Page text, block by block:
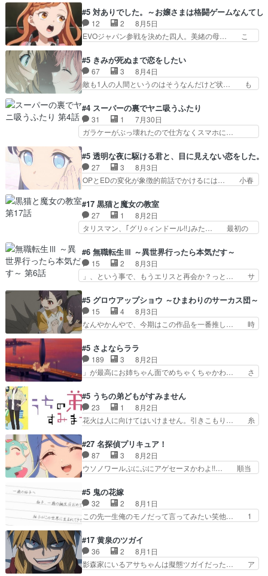
primevideoで視聴しまし… 前回同様『イノセン
ス』を含む押井・神山版… 第５話「EPISODEラ
ストの母親の気持…
ナがチートすぎる笑アルは最初から自分… プラネ
ット・ウィズ展開アツいな「騎士狩猟… 麦茶どこ
ろかタイトル通り麦茶の出涸らしぐ… 第５話を
ABEMAで視聴しました。視聴に… 復讐に燃える
が“萌え”なのでこの娘が皇帝… ウサギ好きそうな
王女殿下がかわいい。幼馴… ついに始まった狩猟
祭。エルナの活躍で上位…
#5 対ありでした。～お嬢さまは格闘ゲームなんてし
12 2
8月5日
EVOジャパン参戦を決めた四人。美緒の母… こ
目は気品溢れてるのに中身は…美緒ママ… テー
マ：格ゲー大会に行くには？感想は、美… 大会を
前に格ゲー熱が高まる一方、百合の本… 東京で開
催される格ゲー大会に参加すること… Japanに向
めに東京へ!/でも観光よ… 旅の支度全部やってく
れる先輩、なんだかん… 第５話をｄアニメストア
で視聴しました。視…
#5 きみが死ぬまで恋をしたい
67 3
8月4日
敵も1人の人間というのはそうなんだけど状… も
を人間に戻して欲しいでも自分達が代わ… ご視聴
ありがとうございました見るたびに切… 誰かと思
ったらちゅー先輩か。しれっと相方… 第５話感
想：コ□した相手にも家族や…､戦… つらい回
ナとミミも可愛かった2人の関係… 確かに相手に
も家族や大切な人はいるけど、… 白シャツが作業
着みたいなもんなんですかね…
#4 スーパーの裏でヤニ吸うふたり
31 1
7月30日
ガラケーがぶっ壊れたので仕方なくスマホに…
はり出オチ感が否めず、エピソードの打率… 田山
さんが佐々木さんに沼っていく…こんな… 佐々木
さん、腕フェチなんですね笑最近まじ… 佐々木が
ガラケーからスマホに変えるって、… もうドラマ
ゃわない？佐々木さんの優しさ… 先行で見た時よ
り2人のやり取りに癒しを感… ABEMA版の7〜8
話佐々木が実年齢以上…
#5 透明な夜に駆ける君と、目に見えない恋をした。
27 3
8月3日
OPとEDの変化が象徴的前話でかけるには… 小春
か、こんな風に見えてるのかぁ。かける… 完全な
両片思いになりましたねぇ…OPとE… 余計な物
は描かず白く靄がかった小春ちゃん… 光も感じな
い完全な盲目なんやね…おめかし… 母役に能登さ
も描かれていて良かった本当… 股に海豚を挟み水
上バスでの会話を反芻…恋… OPEDとも無人バー
ジョンから主人公２人…
#17 黒猫と魔女の教室
27 1
8月2日
タリスマン、｢グリ○ィンドール!!｣みた… 最初の
ホントスピカが大好きだよね。ツン… 一等級ポテ
ンシャルのアリアちゃん可愛くて… そういや、ア
リアは能力は最上級のくせに、… とうとうアリア
と直接競う場がきたこれまで… 毎度ながらのスピ
マン趣味ダダ漏れで好き… 期末試験が始まろうと
しておりスピカは対策… 能力鑑定胸像タリスマン
氏容姿も評価してし…
#6 無職転生Ⅲ ～異世界行ったら本気だす～
15 2
8月3日
」、という事で、もうエリスと再会か？っと… サ
関係の清算が粛々と進められているサラ… サラと
の関係に対して完全に「昔の女」とし… ルーシー
にデレるルディが完全に親バカで微… サラとは会
ってほしいちゃんとした別れ方し… サラは未練0
キャラモヤモヤする別れ方だ… 役で出演させてい
ただきました！よろしくお… 毎クールメインヒロ
インを好きになっちゃう…
#5 グロウアップショウ ～ひまわりのサーカス団～
15 4
8月3日
なんやかんやで、今期はこの作品を一番推し… 時
愛すぎるな楠木ともりちゃんのね… デフォルメさ
れた表情が特に多かったのが印… 葵＆茜の回も良
きでした。あの証拠写真、ひ… 互いが互いのこと
を想っているのにすれ違っ… 第５話をｄアニメス
んと練習したい〟と言… 本当この作品は「キャ
ラ」を活かすのがうま… みずかちゃんの介入で双
子の仲にヒビが………
#5 さよならララ
189 3
8月2日
」が最高にお姉ちゃん面でめちゃくちゃかわ… さ
を振り切ってみんなに謝ったララの思い… 仕事に
馴染めない辺り観ていて苦しいところ… ララちゃ
んの事情はもう少し皆に話して良い… ララと茉里
とで初のアルバイト。七転八倒し… 労働するプリ
てケーキ食べて、帰りにカメ… ララが働く事での
てんやわんや。働いて大変… 地道に働き人と関わ
る日々の中に愛を見いだ…
#5 うちの弟どもがすみません
23 1
8月2日
花火は人に向けてはいけません。引きこもり… 糸
お名前を見たんだけどあの中村大樹さん… 糸ちゃ
んカッケー、色んな意味でwゲームが… 姉から性
的興奮覚えてないよね？なんて言わ… テーマ：引
きこもりの理由感想は、久しぶり… 元ゲーマーな
んの距離感おかしいね(*´… 糸と源ははよ好きお
うとると言わんかい！引… ショウくんと対等に話
すためにゲームをする…
#27 名探偵プリキュア！
87 3
8月2日
ウソノワールぷにぷにアゲセーヌかわよ!!… 順当
取り戻し正式に探偵事務所で働き始め… ポワロ、
元ネタを解説して原作に誘導するの… くれあさん
の探偵としての初事件にしてちょ… ・急にクイズ
番組が始まったw・妖精ウソノ… るるかの助手だ
の！？クレアさん探偵すぎ… 突然のポアロクイズ
は草なんよ。んで、あん… 今回からついにくれあ
が探偵事務所の仲間に…
#5 鬼の花嫁
32 2
8月1日
この先一生俺のモノだって言ってみたい笑他… 1
さん柚子に18年分の誕生日プレゼント… 柚子は
鬼龍院家から初めて学校に通う事にな… プレゼン
ト攻撃ヤバすぎるwwwヴァイオレ… 玲夜さまサ
プライズの、これまでの柚子ちゃ… 玲夜から柚子
#17 黄泉のツガイ
36 2
8月1日
影森家にいるアサちゃんは擬態ツガイだった… ア